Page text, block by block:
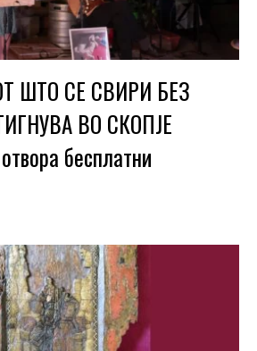
ШТО СЕ СВИРИ БЕЗ
ВО СКОПЈЕ
бесплатни